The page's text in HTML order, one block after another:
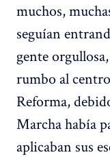
muchos,
seguían
gente
rumbo al
Reforma,
Marcha había
aplicaban sus